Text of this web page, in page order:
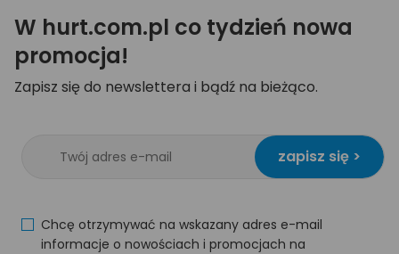
W hurt.com.pl co tydzień nowa
promocja!
Zapisz się do newslettera i bądź na bieżąco.
zapisz się >
Chcę otrzymywać na wskazany adres e-mail
informacje o nowościach i promocjach na